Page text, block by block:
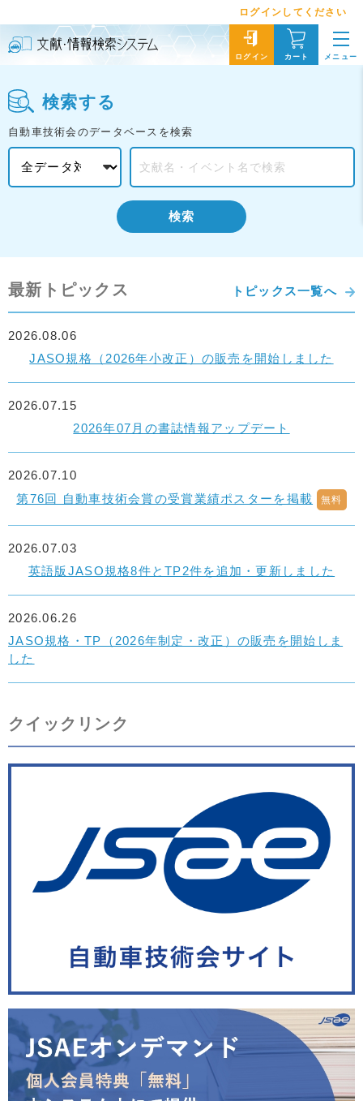
ログインしてください
ログイン カート メニュー
検索する
自動車技術会のデータベースを検索
検索
最新トピックス トピックス一覧へ
JASO規格（2026年小改正）の販売を開始しました
2026.08.06
2026年07月の書誌情報アップデート
2026.07.15
第76回 自動車技術会賞の受賞業績ポスターを掲載 無料
2026.07.10
英語版JASO規格8件とTP2件を追加・更新しました
2026.07.03
JASO規格・TP（2026年制定・改正）の販売を開始しま
した
2026.06.26
クイックリンク